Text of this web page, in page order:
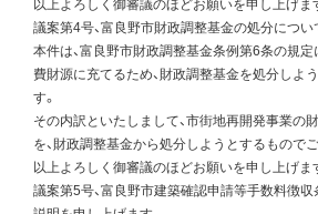
以上よろしく御審議のほどお願いを申し上げま
議案第4号、富良野市財政調整基金の処分につい
本件は、富良野市財政調整基金条例第6条の規定
費財源に充てるため、財政調整基金を処分しよ
す。
その内訳といたしまして、市街地再開発事業の
を、財政調整基金から処分しようとするものでご
以上よろしく御審議のほどお願いを申し上げま
議案第5号、富良野市建築確認申請等手数料徴